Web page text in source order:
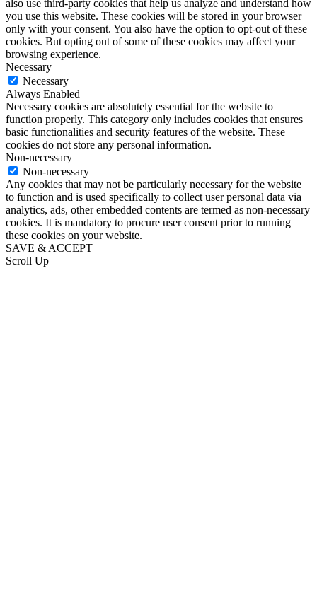
also use third-party cookies that help us analyze and understand how
you use this website. These cookies will be stored in your browser
only with your consent. You also have the option to opt-out of these
cookies. But opting out of some of these cookies may affect your
browsing experience.
Necessary
Necessary
Always Enabled
Necessary cookies are absolutely essential for the website to
function properly. This category only includes cookies that ensures
basic functionalities and security features of the website. These
cookies do not store any personal information.
Non-necessary
Non-necessary
Any cookies that may not be particularly necessary for the website
to function and is used specifically to collect user personal data via
analytics, ads, other embedded contents are termed as non-necessary
cookies. It is mandatory to procure user consent prior to running
these cookies on your website.
SAVE & ACCEPT
Scroll Up